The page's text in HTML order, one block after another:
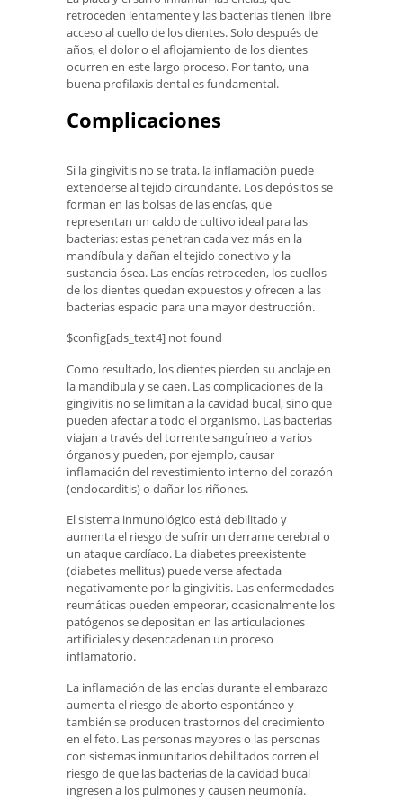
retroceden lentamente y las bacterias tienen libre
acceso al cuello de los dientes. Solo después de
años, el dolor o el aflojamiento de los dientes
ocurren en este largo proceso. Por tanto, una
buena profilaxis dental es fundamental.
Complicaciones
Si la gingivitis no se trata, la inflamación puede
extenderse al tejido circundante. Los depósitos se
forman en las bolsas de las encías, que
representan un caldo de cultivo ideal para las
bacterias: estas penetran cada vez más en la
mandíbula y dañan el tejido conectivo y la
sustancia ósea. Las encías retroceden, los cuellos
de los dientes quedan expuestos y ofrecen a las
bacterias espacio para una mayor destrucción.
$config[ads_text4] not found
Como resultado, los dientes pierden su anclaje en
la mandíbula y se caen. Las complicaciones de la
gingivitis no se limitan a la cavidad bucal, sino que
pueden afectar a todo el organismo. Las bacterias
viajan a través del torrente sanguíneo a varios
órganos y pueden, por ejemplo, causar
inflamación del revestimiento interno del corazón
(endocarditis) o dañar los riñones.
El sistema inmunológico está debilitado y
aumenta el riesgo de sufrir un derrame cerebral o
un ataque cardíaco. La diabetes preexistente
(diabetes mellitus) puede verse afectada
negativamente por la gingivitis. Las enfermedades
reumáticas pueden empeorar, ocasionalmente los
patógenos se depositan en las articulaciones
artificiales y desencadenan un proceso
inflamatorio.
La inflamación de las encías durante el embarazo
aumenta el riesgo de aborto espontáneo y
también se producen trastornos del crecimiento
en el feto. Las personas mayores o las personas
con sistemas inmunitarios debilitados corren el
riesgo de que las bacterias de la cavidad bucal
ingresen a los pulmones y causen neumonía.